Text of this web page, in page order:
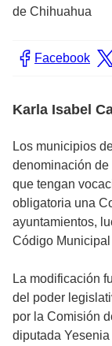
de Chihuahua
Facebook
Karla Isabel
Los municipios
denominación de
que tengan
obligatoria una
ayuntamientos,
Código
La modificación
del poder
por la Comisión
diputada